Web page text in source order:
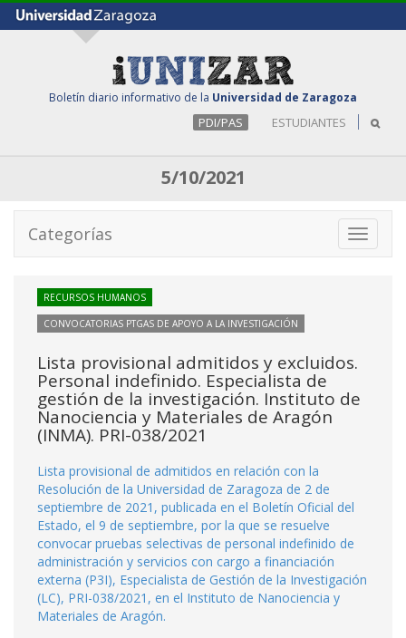
Boletín diario informativo de la Universidad de Zaragoza
PDI/PAS ESTUDIANTES
5/10/2021
Toggle
Categorías
RECURSOS HUMANOS
CONVOCATORIAS PTGAS DE APOYO A LA INVESTIGACIÓN
Lista provisional admitidos y excluidos.
Personal indefinido. Especialista de
gestión de la investigación. Instituto de
Nanociencia y Materiales de Aragón
(INMA). PRI-038/2021
Lista provisional de admitidos en relación con la
Resolución de la Universidad de Zaragoza de 2 de
septiembre de 2021, publicada en el Boletín Oficial del
Estado, el 9 de septiembre, por la que se resuelve
convocar pruebas selectivas de personal indefinido de
administración y servicios con cargo a financiación
externa (P3I), Especialista de Gestión de la Investigación
(LC), PRI-038/2021, en el Instituto de Nanociencia y
Materiales de Aragón.